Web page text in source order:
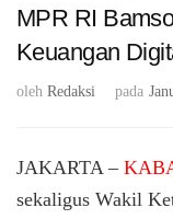
MPR RI
Keuangan
oleh Redaksi pada
JAKARTA –
sekaligus Wakil